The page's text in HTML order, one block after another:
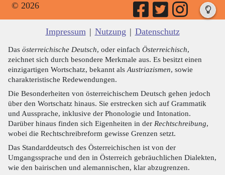
© 2026
Impressum | Nutzung | Datenschutz
Das österreichische Deutsch, oder einfach Österreichisch,
zeichnet sich durch besondere Merkmale aus. Es besitzt einen
einzigartigen Wortschatz, bekannt als Austriazismen, sowie
charakteristische Redewendungen.
Die Besonderheiten von österreichischem Deutsch gehen jedoch
über den Wortschatz hinaus. Sie erstrecken sich auf Grammatik
und Aussprache, inklusive der Phonologie und Intonation.
Darüber hinaus finden sich Eigenheiten in der Rechtschreibung,
wobei die Rechtschreibreform gewisse Grenzen setzt.
Das Standarddeutsch des Österreichischen ist von der
Umgangssprache und den in Österreich gebräuchlichen Dialekten,
wie den bairischen und alemannischen, klar abzugrenzen.